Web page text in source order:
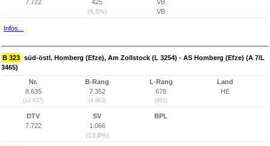
7.722
425
(5,5%)
VB
VB
Infos...
B 323 süd-östl. Homberg (Efze), Am Zollstock (L 3254) - AS Homberg (Efze) (A 7/L
3465)
Nr.
8.635
(12.637)
B-Rang
7.352
(4.963)
L-Rang
678
(661)
Land
HE
DTV
7.722
SV
1.066
(13,8%)
BPL